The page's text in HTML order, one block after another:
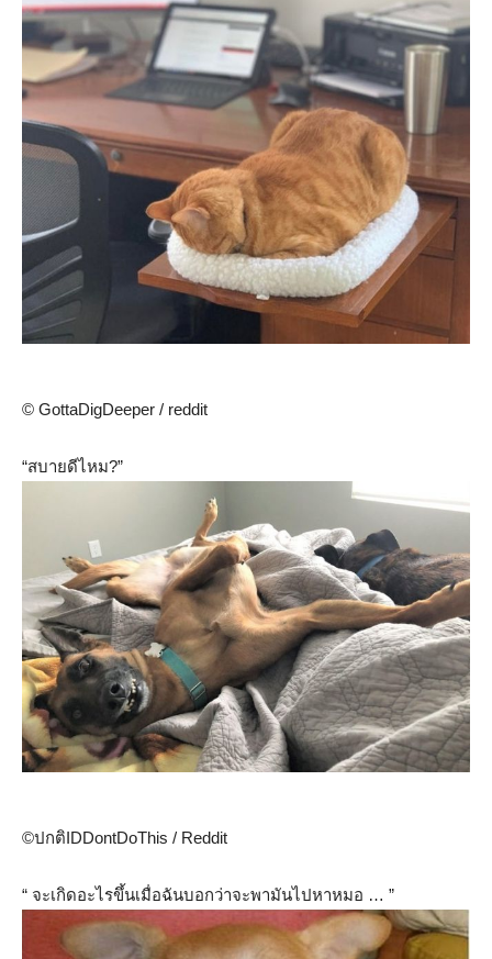
© GottaDigDeeper / reddit
“สบายดีไหม?”
©ปกติIDDontDoThis / Reddit
“ จะเกิดอะไรขึ้นเมื่อฉันบอกว่าจะพามันไปหาหมอ … ”